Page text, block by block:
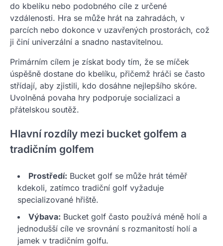
do kbelíku nebo podobného cíle z určené
vzdálenosti. Hra se může hrát na zahradách, v
parcích nebo dokonce v uzavřených prostorách, což
ji činí univerzální a snadno nastavitelnou.
Primárním cílem je získat body tím, že se míček
úspěšně dostane do kbelíku, přičemž hráči se často
střídají, aby zjistili, kdo dosáhne nejlepšího skóre.
Uvolněná povaha hry podporuje socializaci a
přátelskou soutěž.
Hlavní rozdíly mezi bucket golfem a
tradičním golfem
Prostředí: Bucket golf se může hrát téměř
kdekoli, zatímco tradiční golf vyžaduje
specializované hřiště.
Výbava: Bucket golf často používá méně holí a
jednodušší cíle ve srovnání s rozmanitostí holí a
jamek v tradičním golfu.